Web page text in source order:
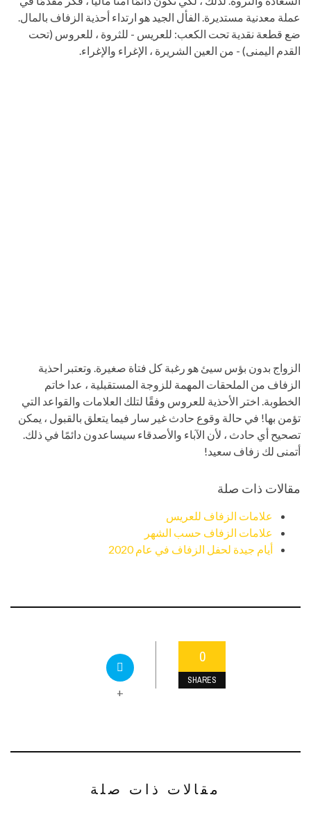
عملة معدنية مستديرة. الفأل الجيد هو ارتداء أحذية الزفاف بالمال.
ضع قطعة نقدية تحت الكعب: للعريس - للثروة ، للعروس (تحت
القدم اليمنى) - من العين الشريرة ، الإغراء والإغراء.
الزواج بدون بؤس سيئ هو رغبة كل فتاة صغيرة. وتعتبر احذية
الزفاف من الملحقات المهمة للزوجة المستقبلية ، عدا خاتم
الخطوبة. اختر الأحذية للعروس وفقًا لتلك العلامات والقواعد التي
تؤمن بها! في حالة وقوع حادث غير سار فيما يتعلق بالقبول ، يمكن
تصحيح أي حادث ، لأن الآباء والأصدقاء سيساعدون دائمًا في ذلك.
أتمنى لك زفاف سعيد!
مقالات ذات صلة
علامات الزفاف للعريس
علامات الزفاف حسب الشهر
أيام جيدة لحفل الزفاف في عام 2020
0
SHARES
+
مقالات ذات صلة